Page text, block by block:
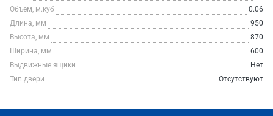
Объем, м.куб
0.06
Длина, мм
950
Высота, мм
870
Ширина, мм
600
Выдвижные ящики
Нет
Тип двери
Отсутствуют